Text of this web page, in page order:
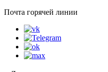
Почта горячей линии